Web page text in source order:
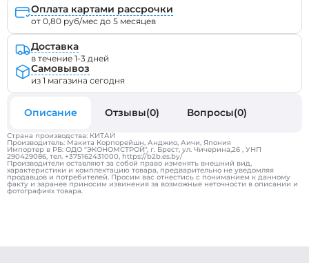
Описание Отзывы(0) Вопросы(0)
Страна производства: КИТАЙ
Производитель: Макита Корпорейшн, Анджио, Аичи, Япония
Импортер в РБ: ОДО "ЭКОНОМСТРОЙ", г. Брест, ул. Чичерина,26 , УНП
290429086, тел. +375162431000, https://b2b.es.by/
Производители оставляют за собой право изменять внешний вид,
характеристики и комплектацию товара, предварительно не уведомляя
продавцов и потребителей. Просим вас отнестись с пониманием к данному
факту и заранее приносим извинения за возможные неточности в описании и
фотографиях товара.
Оплата картами рассрочки
от 0,80 руб/мес до 5 месяцев
Доставка
в течение 1-3 дней
Самовывоз
из 1 магазина сегодня